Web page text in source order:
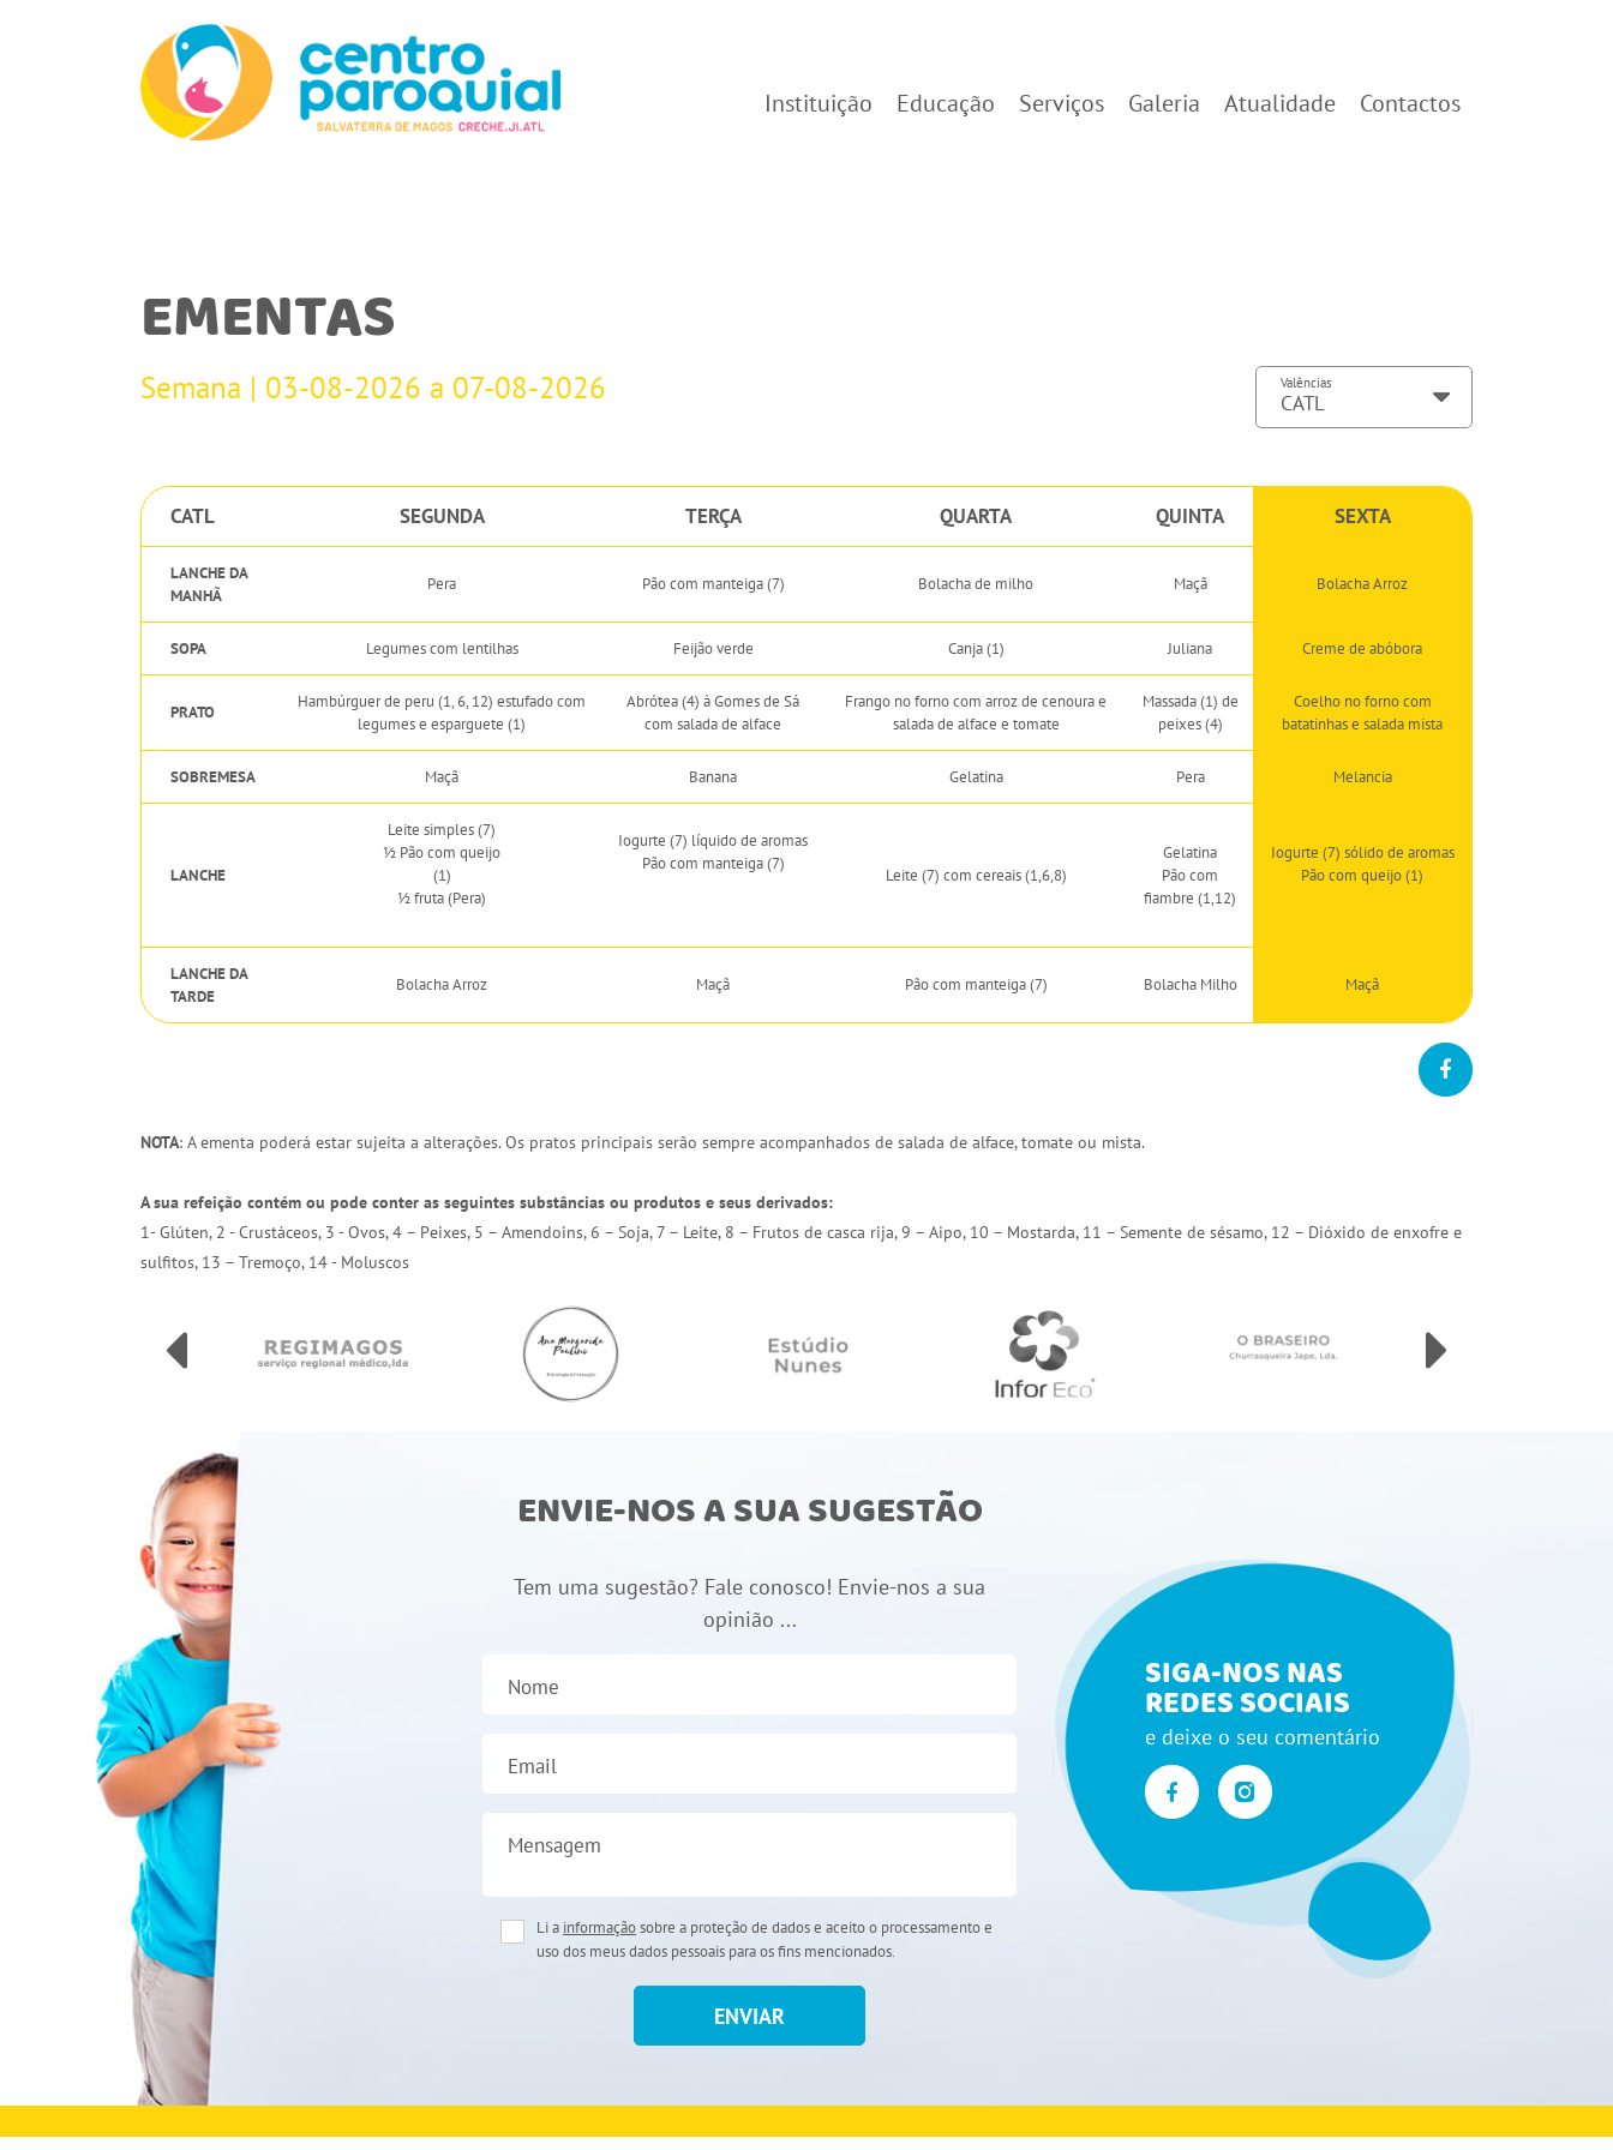
Instituição Educação Serviços Galeria Atualidade Contactos
EMENTAS
Semana | 03-08-2026 a 07-08-2026 Valências
CATL SEGUNDA TERÇA QUARTA QUINTA SEXTA
LANCHE DA
MANHÃ
Pera Pão com manteiga (7) Bolacha de milho Maçã Bolacha Arroz
SOPA Legumes com lentilhas Feijão verde Canja (1) Juliana Creme de abóbora
PRATO
Hambúrguer de peru (1, 6, 12) estufado com
legumes e esparguete (1)
Abrótea (4) à Gomes de Sá
com salada de alface
Frango no forno com arroz de cenoura e
salada de alface e tomate
Massada (1) de
peixes (4)
Coelho no forno com
batatinhas e salada mista
SOBREMESA Maçã Banana Gelatina Pera Melancia
LANCHE
Leite simples (7)
½ Pão com queijo
(1)
½ fruta (Pera)
Iogurte (7) líquido de aromas
Pão com manteiga (7)
Leite (7) com cereais (1,6,8)
Gelatina
Pão com
fiambre (1,12)
Iogurte (7) sólido de aromas
Pão com queijo (1)
LANCHE DA
TARDE
Bolacha Arroz Maçã Pão com manteiga (7) Bolacha Milho Maçã
NOTA: A ementa poderá estar sujeita a alterações. Os pratos principais serão sempre acompanhados de salada de alface, tomate ou mista.
A sua refeição contém ou pode conter as seguintes substâncias ou produtos e seus derivados:
1- Glúten, 2 - Crustáceos, 3 - Ovos, 4 – Peixes, 5 – Amendoins, 6 – Soja, 7 – Leite, 8 – Frutos de casca rija, 9 – Aipo, 10 – Mostarda, 11 – Semente de sésamo, 12 – Dióxido de enxofre e
sulfitos, 13 – Tremoço, 14 - Moluscos
ENVIE-NOS A SUA SUGESTÃO
Tem uma sugestão? Fale conosco! Envie-nos a sua
opinião ...
Nome
Email
Mensagem
Li a informaçãosobre a proteção de dados e aceito o processamento e
uso dos meus dados pessoais para os fins mencionados.
ENVIAR
SIGA-NOS NAS
REDES SOCIAIS
e deixe o seu comentário